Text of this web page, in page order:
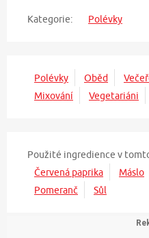
Kategorie: Polévky
Polévky Oběd
Mixování
Vegetariáni
Použité ingredience v
Červená paprika
Máslo
Pomeranč
Sůl